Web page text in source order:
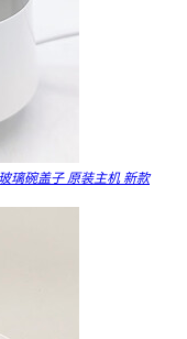
璃碗盖子 原装主机 新款